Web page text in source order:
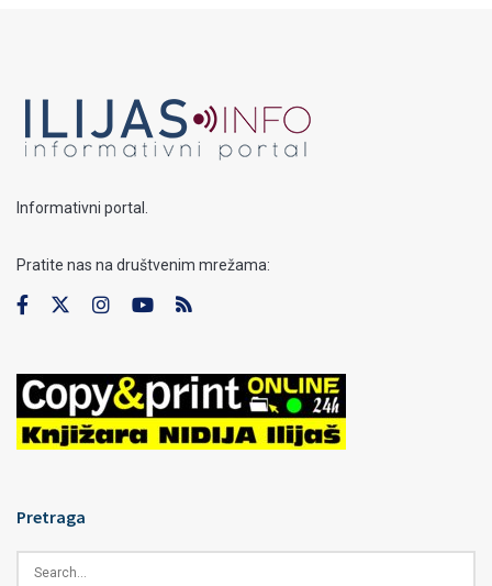
Informativni portal.
Pratite nas na društvenim mrežama:
Pretraga